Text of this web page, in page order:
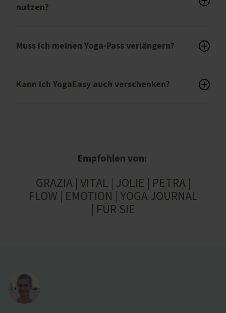
nutzen?
Muss ich meinen Yoga-Pass verlängern?
Kann ich YogaEasy auch verschenken?
Empfohlen von:
GRAZIA | VITAL | JOLIE | PETRA |
FLOW | EMOTION | YOGA JOURNAL
| FÜR SIE